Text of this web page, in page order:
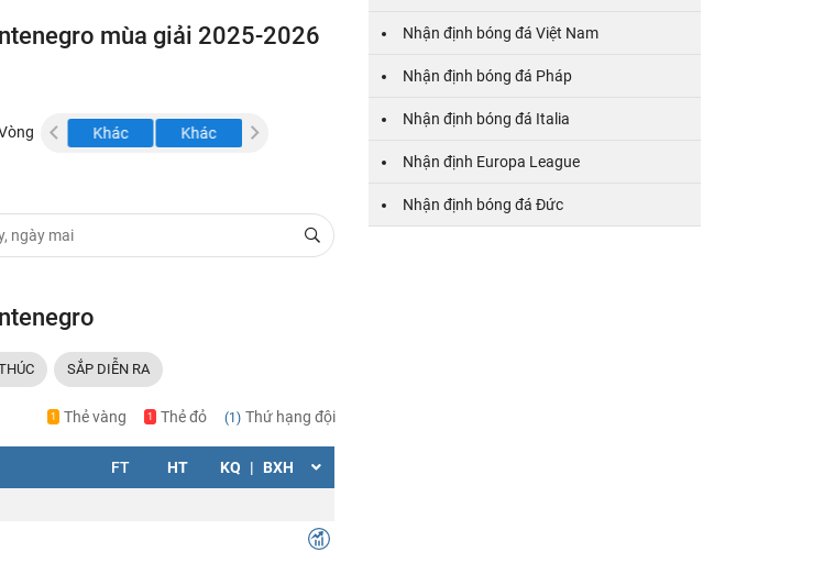
mùa giải 2025-2026
Khác Khác Khác
SẮP DIỄN RA
1 Thẻ vàng 1 Thẻ đỏ (1) Thứ hạng đội
FT HT KQ | BXH
Nhận định bóng đá Việt Nam
Nhận định bóng đá Pháp
Nhận định bóng đá Italia
Nhận định Europa League
Nhận định bóng đá Đức